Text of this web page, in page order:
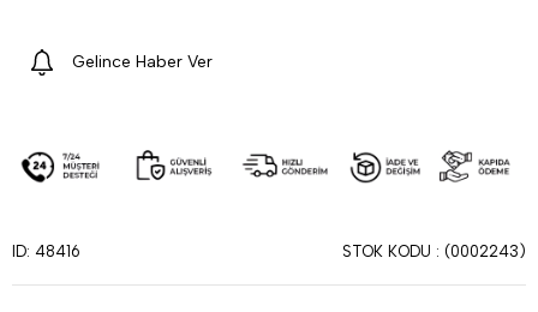
Gelince Haber Ver
ID: 48416 STOK KODU (0002243)